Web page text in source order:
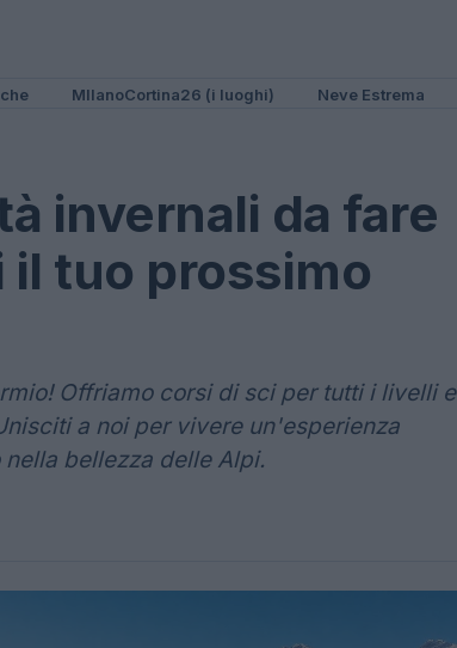
MIlanoCortina26 (i luoghi) Neve Estrema
invernali da fare
il tuo prossimo
Offriamo corsi di sci per tutti i livelli e
a noi per vivere un'esperienza
bellezza delle Alpi.